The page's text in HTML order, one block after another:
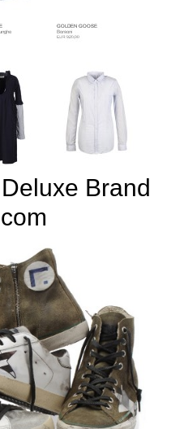
Brand